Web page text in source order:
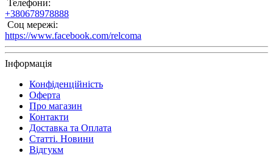
Телефони:
+380678978888
Соц мережі:
https://www.facebook.com/relcoma
Інформація
Конфіденційність
Оферта
Про магазин
Контакти
Доставка та Оплата
Статті. Новини
Відгукм